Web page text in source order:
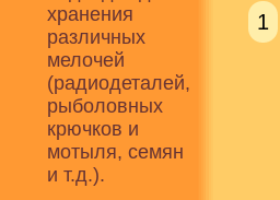
хранения
различных
мелочей
(радиодеталей,
рыболовных
крючков и
мотыля, семян
и т.д.).
1